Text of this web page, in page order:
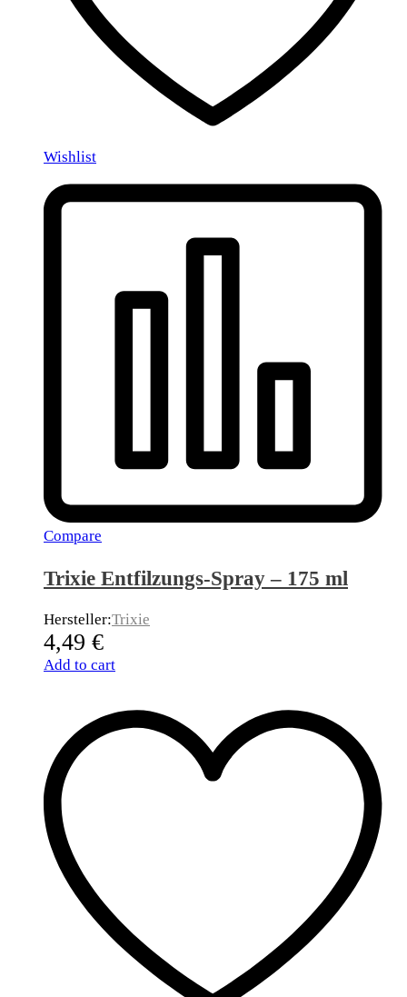
Wishlist
Compare
Trixie Entfilzungs-Spray – 175 ml
Hersteller:Trixie
4,49 €
Add to cart